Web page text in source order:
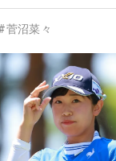
菅沼菜々